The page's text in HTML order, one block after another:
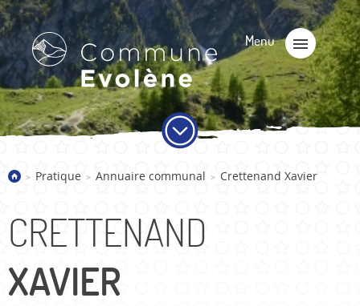
> Pratique > Annuaire communal > Crettenand Xavier
CRETTENAND
XAVIER